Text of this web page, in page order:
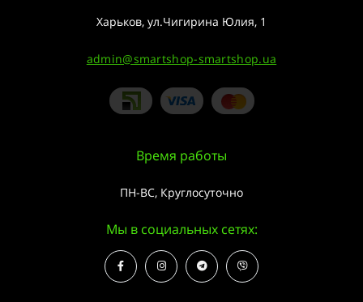
Харьков, ул.Чигирина Юлия, 1
admin@smartshop-smartshop.ua
Время работы
ПН-ВС, Круглосуточно
Мы в социальных сетях: